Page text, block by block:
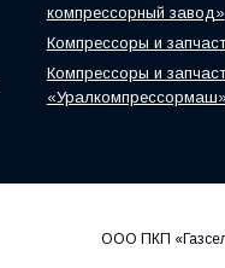
компрессорный завод»
Компрессоры и
Компрессоры и
«Уралкомпрессормаш»